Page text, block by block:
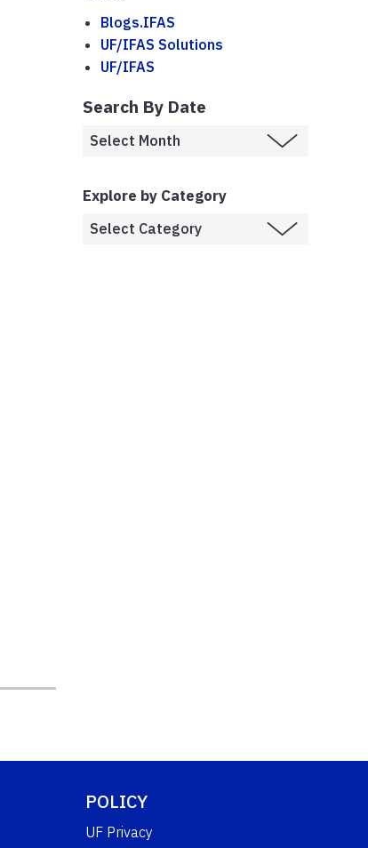
Blogs.IFAS
UF/IFAS Solutions
UF/IFAS
Search By Date
Explore by Category
POLICY
UF Privacy